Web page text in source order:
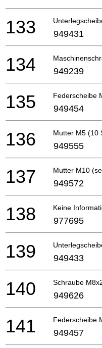
133 949431
134 949239
Federscheibe
135 949454
Mutter M5 (10
136 949555
Mutter M10
137 949572
Keine
138 977695
139 949433
Schraube
140 949626
Federscheibe
141 949457